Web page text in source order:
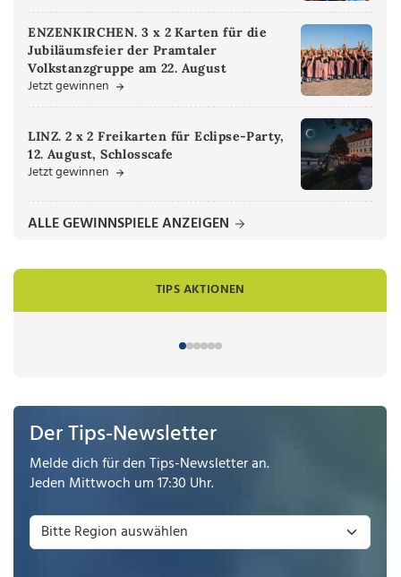
ENZENKIRCHEN. 3 x 2 Karten für die
Jubiläumsfeier der Pramtaler
Volkstanzgruppe am 22. August
Jetzt gewinnen
LINZ. 2 x 2 Freikarten für Eclipse-Party,
12. August, Schlosscafe
Jetzt gewinnen
ALLE GEWINNSPIELE ANZEIGEN
TIPS AKTIONEN
Der Tips-Newsletter
Melde dich für den Tips-Newsletter an.
Jeden Mittwoch um 17:30 Uhr.